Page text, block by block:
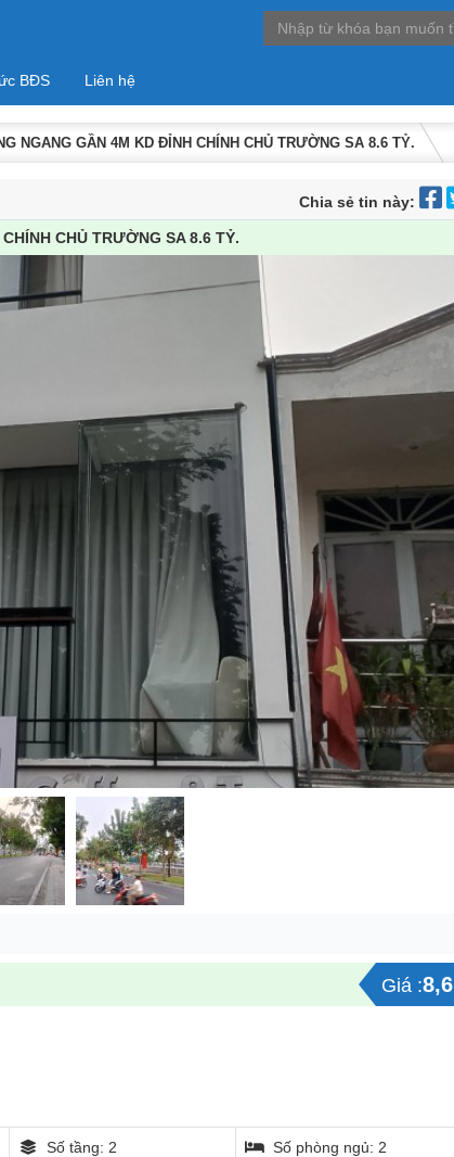
BĐS Liên hệ
NGANG GẦN 4M KD ĐỈNH CHÍNH CHỦ TRƯỜNG SA 8.6 TỶ.
Chia sẻ tin này:
CHỦ TRƯỜNG SA 8.6 TỶ.
Giá :8,6
Số tầng: 2 Số phòng ngủ: 2